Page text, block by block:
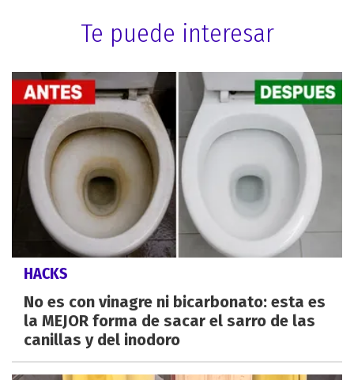
Te puede interesar
HACKS
No es con vinagre ni bicarbonato: esta es
la MEJOR forma de sacar el sarro de las
canillas y del inodoro